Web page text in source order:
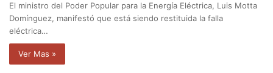
El ministro del Poder Popular para la Energía Eléctrica, Luis Motta
Domínguez, manifestó que está siendo restituida la falla
eléctrica…
Ver Mas »